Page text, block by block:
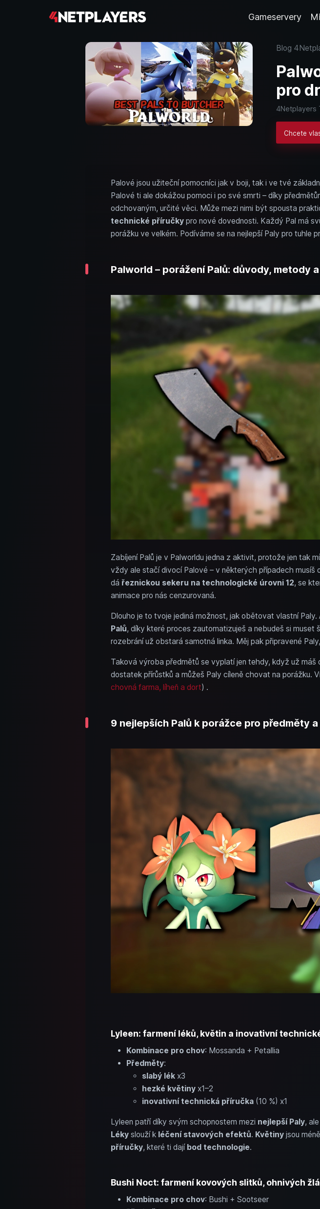
Gameservery
Blog
pro
4Netplayers
Chcete
Palové jsou užiteční pomocníci jak v boji, tak i ve tvé
Palové ti ale dokážou pomoci i po své smrti – díky
odchovaným, určité věci. Může mezi nimi být spousta
technické příručkypro nové dovednosti. Každý Pal má
porážku ve velkém. Podíváme se na nejlepší Paly pro tuhle
Palworld – porážení Palů: důvody, metody
Zabíjení Palů je v Palworldu jedna z aktivit, protože jen tak
vždy ale stačí divocí Palové – v některých případech
dá řeznickou sekeru na technologické úrovni 12, se
animace pro nás cenzurovaná.
Dlouho je to tvoje jediná možnost, jak obětovat vlastní Paly.
Palů, díky které proces zautomatizuješ a nebudeš si muset
rozebrání už obstará samotná linka. Měj pak připravené
Taková výroba předmětů se vyplatí jen tehdy, když už máš
dostatek přírůstků a můžeš Paly cíleně chovat na porážku.
chovná farma, líheň a dort) .
9 nejlepších Palů k porážce pro předměty
Lyleen: farmení léků, květin a inovativní
Kombinace pro chov: Mossanda + Petallia
Předměty:
slabý lékx3
hezké květinyx1–2
inovativní technická příručka(10 %) x1
Lyleen patří díky svým schopnostem mezi nejlepší Paly,
Lékyslouží k léčení stavových efektů. Květinyjsou
příručky, které ti dají bod technologie.
Bushi Noct: farmení kovových slitků, ohnivých
Kombinace pro chov: Bushi + Sootseer